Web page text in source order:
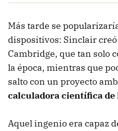
Más tarde se
dispositivos: Sinclair
Cambridge, que tan solo
la época, mientras que
salto con un proyecto
calculadora científica de
Aquel ingenio era capaz